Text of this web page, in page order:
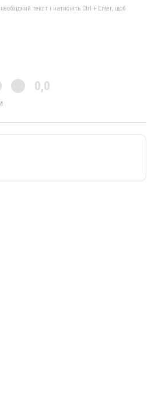
текст і натисніть Ctrl + Enter, щоб
0,0